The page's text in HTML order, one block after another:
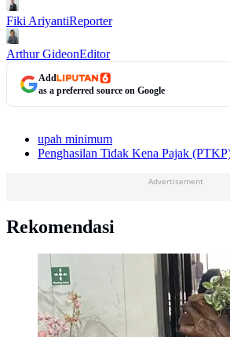
Fiki AriyantiReporter
Arthur GideonEditor
Add
as a preferred source on Google
upah minimum
Penghasilan Tidak Kena Pajak
Advertisement
Rekomendasi